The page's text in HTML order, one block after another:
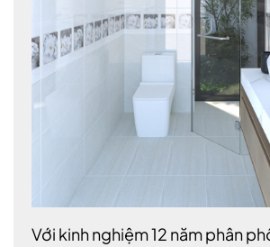
Với kinh nghiệm 12 năm phân